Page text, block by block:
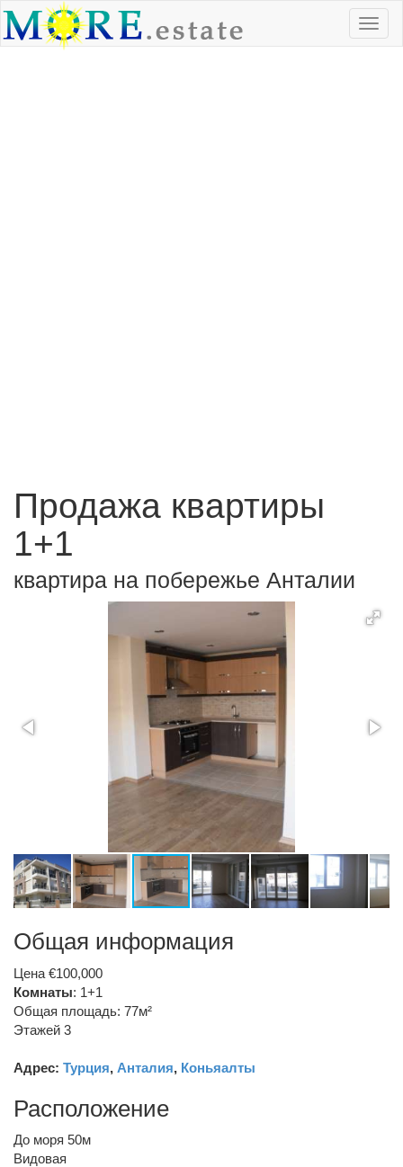
Продажа квартиры
1+1
квартира на побережье Анталии
Общая информация
Цена €100,000
Комнаты: 1+1
Общая площадь: 77м²
Этажей 3
Адрес: Турция, Анталия, Коньяалты
Расположение
До моря 50м
Видовая